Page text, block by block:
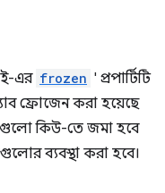
এর frozen ' প্রপার্টিটি
ফ্রোজেন করা হয়েছে
কিউ-তে জমা হবে
ব্যবস্থা করা হবে।